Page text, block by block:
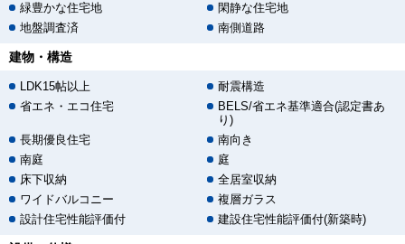
緑豊かな住宅地
閑静な住宅地
地盤調査済
南側道路
建物・構造
LDK15帖以上
耐震構造
省エネ・エコ住宅
BELS/省エネ基準適合(認定書あ
り)
長期優良住宅
南向き
南庭
庭
床下収納
全居室収納
ワイドバルコニー
複層ガラス
設計住宅性能評価付
建設住宅性能評価付(新築時)